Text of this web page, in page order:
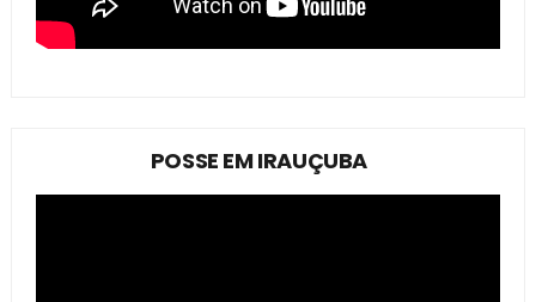
POSSE EM IRAUÇUBA